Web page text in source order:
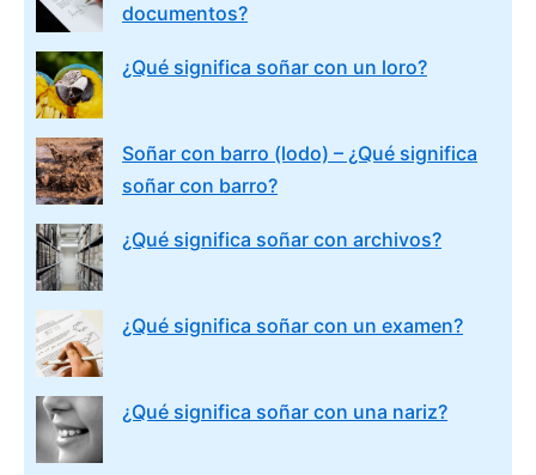
documentos?
¿Qué significa soñar con un loro?
Soñar con barro (lodo) – ¿Qué significa
soñar con barro?
¿Qué significa soñar con archivos?
¿Qué significa soñar con un examen?
¿Qué significa soñar con una nariz?